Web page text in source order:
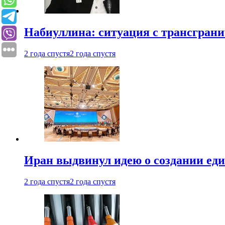
Набиуллина: ситуация с
2 года спустя2 года спустя
Иран выдвинул идею о создании
2 года спустя2 года спустя